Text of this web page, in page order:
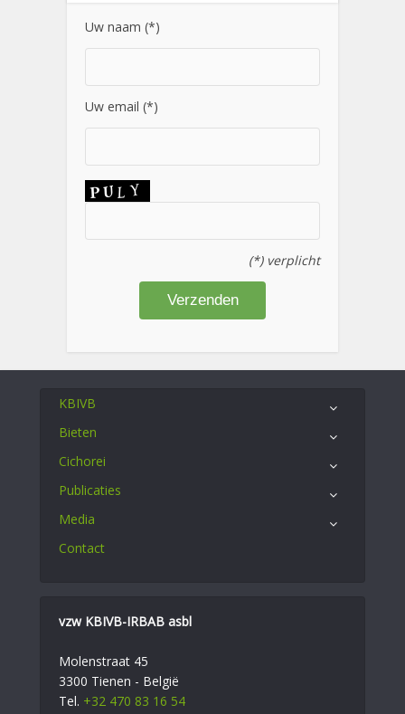
Uw naam (*)
Uw email (*)
(*) verplicht
KBIVB
Bieten
Cichorei
Publicaties
Media
Contact
vzw KBIVB-IRBAB asbl
Molenstraat 45
3300 Tienen - België
Tel. +32 470 83 16 54